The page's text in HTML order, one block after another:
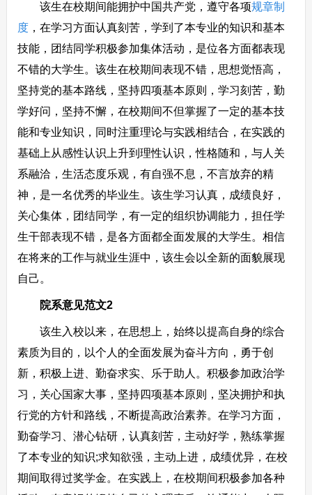
该生在校期间能拥护中国共产党，遵守各项规章制
度，在学习方面认真刻苦，学到了本专业的知识和基本
技能，团结同学积极参加集体活动，是位各方面都表现
不错的大学生。该生在校期间表现不错，思想觉悟高，
坚持党的基本路线，坚持四项基本原则，学习刻苦，勤
学好问，坚持不懈，在校期间不但掌握了一定的基本技
能和专业知识，同时注重理论与实践相结合，在实践的
基础上从感性认识上升到理性认识，性格随和，与人关
系融洽，生活态度乐观，有自强不息，不言放弃的精
神，是一名优秀的毕业生。该生学习认真，成绩良好，
关心集体，团结同学，有一定的组织协调能力，担任学
生干部表现不错，是各方面都全面发展的大学生。相信
在将来的工作与就业生涯中，该生会以全新的面貌展现
自己。
院系意见范文2
该生入校以来，在思想上，始终以提高自身的综合
素质为目的，以个人的全面发展为奋斗方向，勇于创
新，积极上进、勤奋求实、乐于助人。积极参加政治学
习，关心国家大事，坚持四项基本原则，坚决拥护和执
行党的方针和路线，不断提高政治素养。在学习方面，
勤奋学习、潜心钻研，认真刻苦，主动好学，熟练掌握
了本专业的知识;求知欲强，主动上进，成绩优异，在校
期间取得过奖学金。在实践上，在校期间积极参加各种